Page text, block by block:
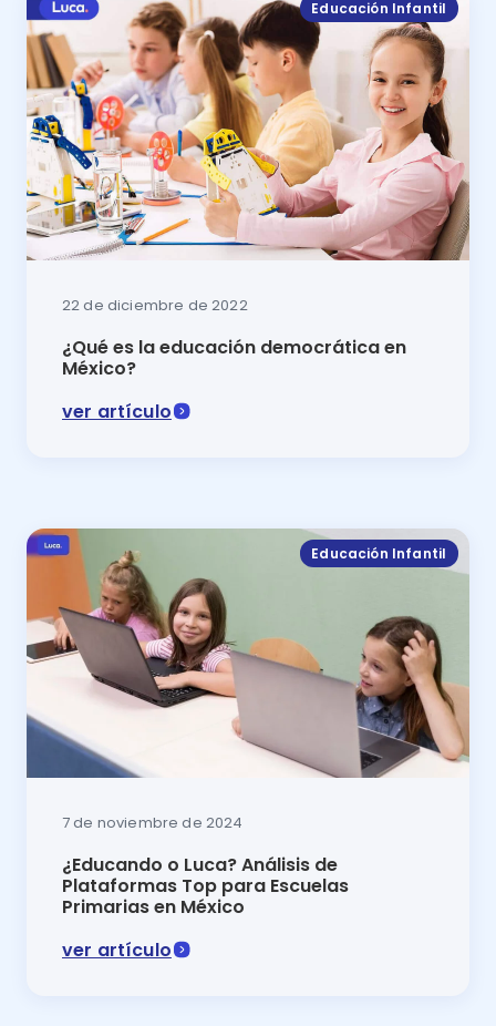
Educación Infantil
22 de diciembre de 2022
¿Qué es la educación democrática en
México?
ver artículo
Educación Infantil
7 de noviembre de 2024
¿Educando o Luca? Análisis de
Plataformas Top para Escuelas
Primarias en México
ver artículo